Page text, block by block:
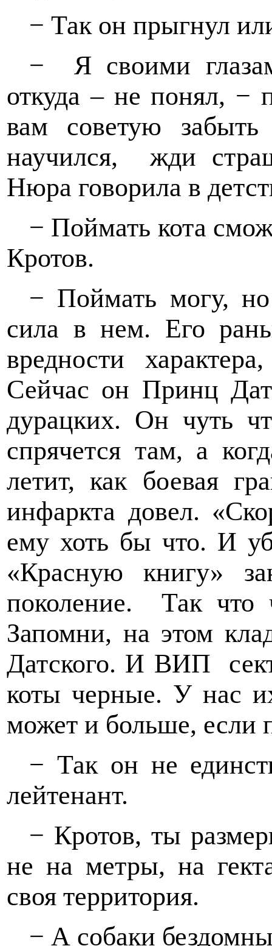
− Так он прыгнул
−
Я своими
откуда – не понял, −
вам советую
научился,
жди
Нюра говорила в
− Поймать кота
Кротов.
− Поймать могу,
сила в нем. Его
вредности
Сейчас он Принц
дурацких. Он чуть
спрячется там, а
летит, как боевая
инфаркта довел.
ему хоть бы что. И
«Красную книгу»
поколение.
Так что
Запомни, на этом
Датского. И ВИП
коты черные. У нас
может и больше, если
− Так он не
лейтенант.
− Кротов, ты
не на метры, на
своя территория.
− А собаки